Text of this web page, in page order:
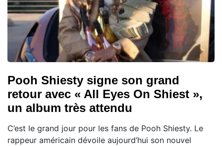
Pooh Shiesty signe son grand
retour avec « All Eyes On Shiest »,
un album très attendu
C’est le grand jour pour les fans de Pooh Shiesty. Le
rappeur américain dévoile aujourd’hui son nouvel